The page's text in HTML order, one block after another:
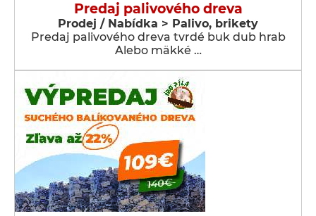
Predaj palivového dreva
Prodej / Nabídka > Palivo, brikety
Predaj palivového dreva tvrdé buk dub hrab
Alebo mäkké …